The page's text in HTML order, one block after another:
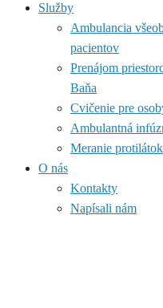
Služby
Ambulancia
pacientov
Prenájom
Baňa
Cvičenie pre
Ambulantná
Meranie
O nás
Kontakty
Napísali nám